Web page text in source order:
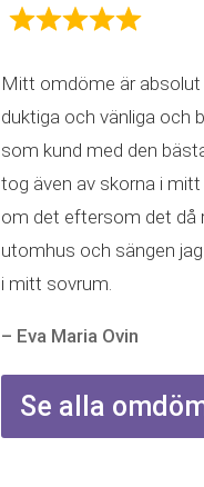
Mitt omdöme är absolut
duktiga och vänliga och
som kund med den
tog även av skorna i mitt
om det eftersom det då
utomhus och sängen
i mitt sovrum.
– Eva Maria Ovin
Se alla